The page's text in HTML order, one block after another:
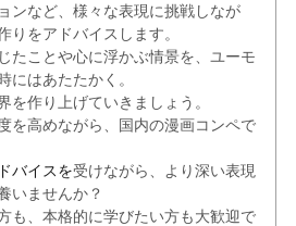
ンなど、様々な表現に挑戦しなが
りをアドバイスします。
たことや心に浮かぶ情景を、ユーモ
にはあたたかく。
を作り上げていきましょう。
を高めながら、国内の漫画コンペで
バイスを受けながら、より深い表現
いませんか？
も、本格的に学びたい方も大歓迎で